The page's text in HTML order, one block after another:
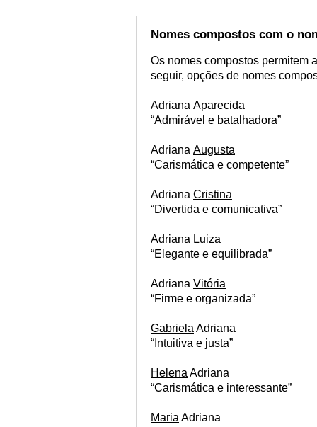
Nomes compostos com o
Os nomes compostos permitem
seguir, opções de nomes
Adriana Aparecida
“Admirável e batalhadora”
Adriana Augusta
“Carismática e competente”
Adriana Cristina
“Divertida e comunicativa”
Adriana Luiza
“Elegante e equilibrada”
Adriana Vitória
“Firme e organizada”
Gabriela Adriana
“Intuitiva e justa”
Helena Adriana
“Carismática e interessante”
Maria Adriana